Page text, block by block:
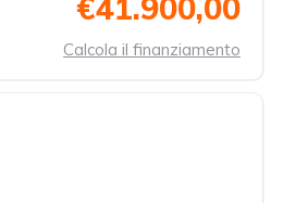
Calcola il finanziamento